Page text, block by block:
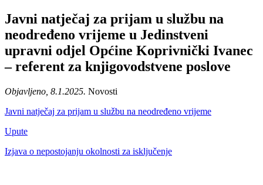
Javni natječaj za prijam u službu na
neodređeno vrijeme u Jedinstveni
upravni odjel Općine Koprivnički Ivanec
– referent za knjigovodstvene poslove
Objavljeno, 8.1.2025. Novosti
Javni natječaj za prijam u službu na neodređeno vrijeme
Upute
Izjava o nepostojanju okolnosti za isključenje